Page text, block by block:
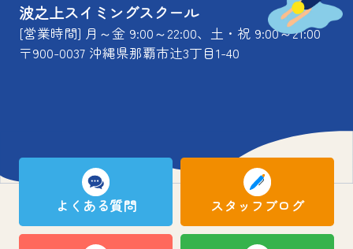
波之上スイミングスクール
[営業時間] 月～金 9:00～22:00、土・祝 9:00～21:00
〒900-0037 沖縄県那覇市辻3丁目1-40
よくある質問 スタッフブログ